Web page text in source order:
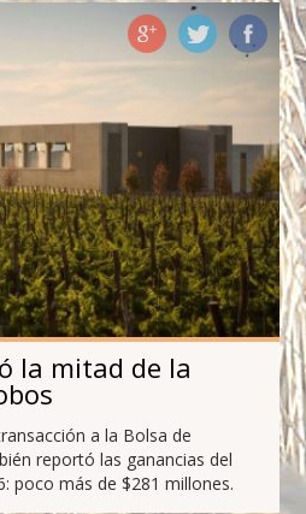
la mitad de la
a la Bolsa de
reportó las ganancias del
poco más de $281 millones.